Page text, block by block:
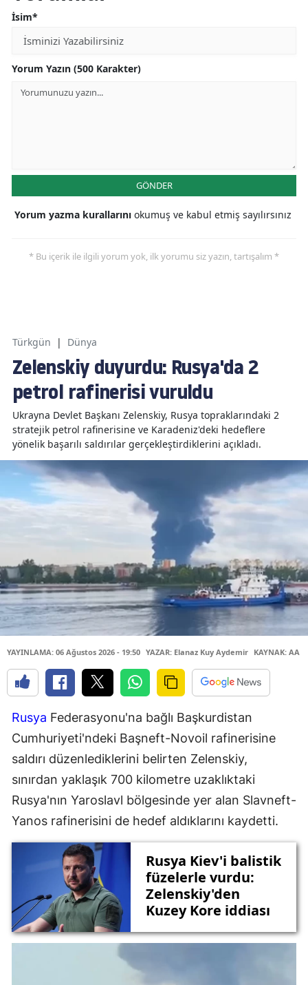
İsim*
Yorum Yazın (500 Karakter)
GÖNDER
Yorum yazma kurallarını okumuş ve kabul etmiş sayılırsınız
* Bu içerik ile ilgili yorum yok, ilk yorumu siz yazın, tartışalım *
Türkgün | Dünya
Zelenskiy duyurdu: Rusya'da 2
petrol rafinerisi vuruldu
Ukrayna Devlet Başkanı Zelenskiy, Rusya topraklarındaki 2
stratejik petrol rafinerisine ve Karadeniz'deki hedeflere
yönelik başarılı saldırılar gerçekleştirdiklerini açıkladı.
YAYINLAMA: 06 Ağustos 2026 - 19:50 YAZAR: Elanaz Kuy Aydemir KAYNAK: AA
Rusya Federasyonu'na bağlı Başkurdistan
Cumhuriyeti'ndeki Başneft-Novoil rafinerisine
saldırı düzenlediklerini belirten Zelenskiy,
sınırdan yaklaşık 700 kilometre uzaklıktaki
Rusya'nın Yaroslavl bölgesinde yer alan Slavneft-
Yanos rafinerisini de hedef aldıklarını kaydetti.
Rusya Kiev'i balistik
füzelerle vurdu:
Zelenskiy'den
Kuzey Kore iddiası